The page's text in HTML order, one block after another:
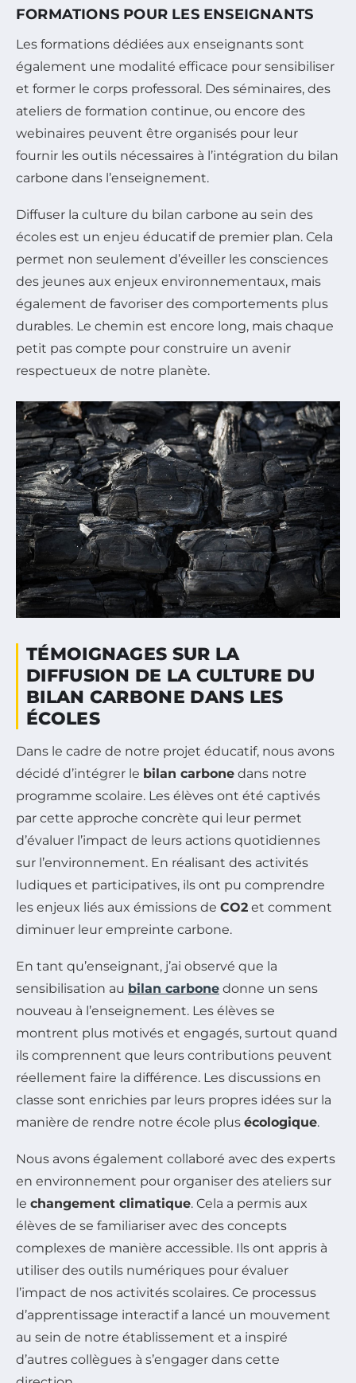
FORMATIONS POUR LES ENSEIGNANTS
Les formations dédiées aux enseignants sont
également une modalité efficace pour sensibiliser
et former le corps professoral. Des séminaires, des
ateliers de formation continue, ou encore des
webinaires peuvent être organisés pour leur
fournir les outils nécessaires à l’intégration du bilan
carbone dans l’enseignement.
Diffuser la culture du bilan carbone au sein des
écoles est un enjeu éducatif de premier plan. Cela
permet non seulement d’éveiller les consciences
des jeunes aux enjeux environnementaux, mais
également de favoriser des comportements plus
durables. Le chemin est encore long, mais chaque
petit pas compte pour construire un avenir
respectueux de notre planète.
TÉMOIGNAGES SUR LA
DIFFUSION DE LA CULTURE DU
BILAN CARBONE DANS LES
ÉCOLES
Dans le cadre de notre projet éducatif, nous avons
décidé d’intégrer le bilan carbone dans notre
programme scolaire. Les élèves ont été captivés
par cette approche concrète qui leur permet
d’évaluer l’impact de leurs actions quotidiennes
sur l’environnement. En réalisant des activités
ludiques et participatives, ils ont pu comprendre
les enjeux liés aux émissions de CO2 et comment
diminuer leur empreinte carbone.
En tant qu’enseignant, j’ai observé que la
sensibilisation au bilan carbone donne un sens
nouveau à l’enseignement. Les élèves se
montrent plus motivés et engagés, surtout quand
ils comprennent que leurs contributions peuvent
réellement faire la différence. Les discussions en
classe sont enrichies par leurs propres idées sur la
manière de rendre notre école plus écologique.
Nous avons également collaboré avec des experts
en environnement pour organiser des ateliers sur
le changement climatique. Cela a permis aux
élèves de se familiariser avec des concepts
complexes de manière accessible. Ils ont appris à
utiliser des outils numériques pour évaluer
l’impact de nos activités scolaires. Ce processus
d’apprentissage interactif a lancé un mouvement
au sein de notre établissement et a inspiré
d’autres collègues à s’engager dans cette